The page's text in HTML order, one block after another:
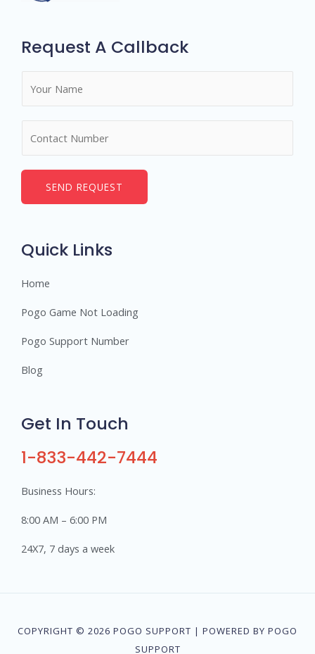
Request A Callback
*
e
SEND REQUEST
Quick Links
Home
Pogo Game Not Loading
Pogo Support Number
Blog
Get In Touch
1-833-442-7444
Business Hours:
8:00 AM – 6:00 PM
24X7, 7 days a week
COPYRIGHT © 2026 POGO SUPPORT | POWERED BY POGO
SUPPORT